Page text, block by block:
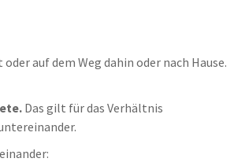
auf dem Weg dahin oder nach Hause.
Das gilt für das Verhältnis